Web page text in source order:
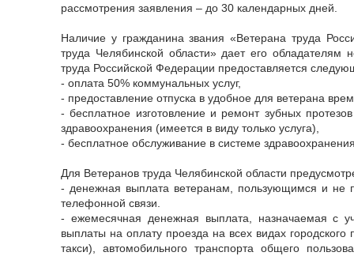
рассмотрения заявления – до 30 календарных дней.
Наличие у гражданина звания «Ветерана труда
труда Челябинской области» дает его обладателям
труда Российской Федерации предоставляется
- оплата 50% коммунальных услуг,
- предоставление отпуска в удобное для ветерана
- бесплатное изготовление и ремонт зубных
здравоохранения (имеется в виду только услуга),
- бесплатное обслуживание в системе
Для Ветеранов труда Челябинской области
- денежная выплата ветеранам, пользующимся и не
телефонной связи.
- ежемесячная денежная выплата, назначаемая с
выплаты на оплату проезда на всех видах городского
такси), автомобильного транспорта общего